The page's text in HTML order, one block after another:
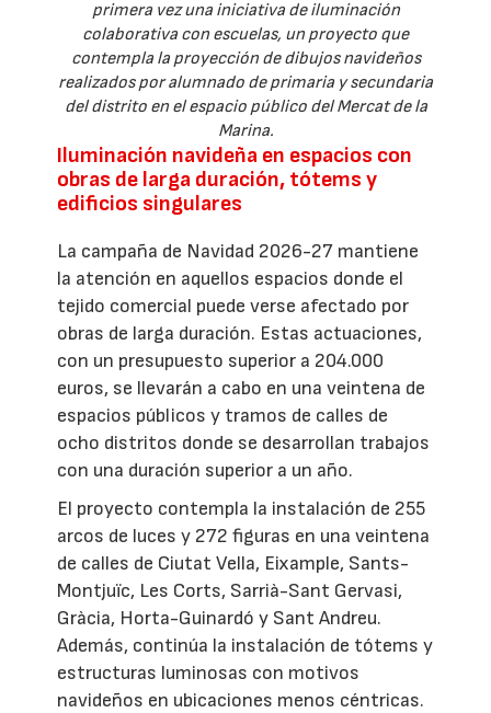
primera vez una iniciativa de iluminación
colaborativa con escuelas, un proyecto que
contempla la proyección de dibujos navideños
realizados por alumnado de primaria y secundaria
del distrito en el espacio público del Mercat de la
Marina.
Iluminación navideña en espacios con
obras de larga duración, tótems y
edificios singulares
La campaña de Navidad 2026-27 mantiene
la atención en aquellos espacios donde el
tejido comercial puede verse afectado por
obras de larga duración. Estas actuaciones,
con un presupuesto superior a 204.000
euros, se llevarán a cabo en una veintena de
espacios públicos y tramos de calles de
ocho distritos donde se desarrollan trabajos
con una duración superior a un año.
El proyecto contempla la instalación de 255
arcos de luces y 272 figuras en una veintena
de calles de Ciutat Vella, Eixample, Sants-
Montjuïc, Les Corts, Sarrià-Sant Gervasi,
Gràcia, Horta-Guinardó y Sant Andreu.
Además, continúa la instalación de tótems y
estructuras luminosas con motivos
navideños en ubicaciones menos céntricas.